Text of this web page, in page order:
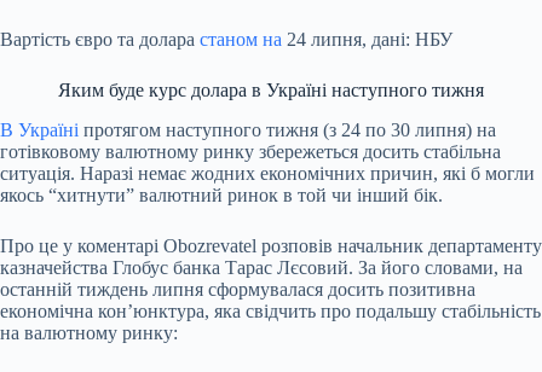
Вартість євро та долара станом на 24 липня, дані: НБУ
Яким буде курс долара в Україні наступного тижня
В Україні протягом наступного тижня (з 24 по 30 липня) на
готівковому валютному ринку збережеться досить стабільна
ситуація. Наразі немає жодних економічних причин, які б могли
якось “хитнути” валютний ринок в той чи інший бік.
Про це у коментарі Obozrevatel розповів начальник департаменту
казначейства Глобус банка Тарас Лєсовий. За його словами, на
останній тиждень липня сформувалася досить позитивна
економічна кон’юнктура, яка свідчить про подальшу стабільність
на валютному ринку: